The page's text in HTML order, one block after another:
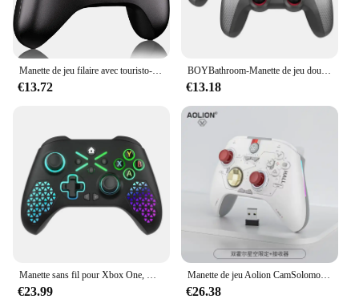
€13.72 €13.18
€23.99
Manette de jeu Aolion CamSolomon Series, contrôleur de commutateur Bluetooth sans fil, vibration continue, déclencheur linéaire, mentaires oriel, hall des touristes, 2024
€26.38